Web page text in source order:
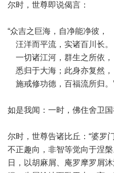
尔时，世尊即说偈言：
“众吉之巨海，自净能净彼，
汪洋而平流，实诸百川长。
一切诸江河，群生之所依，
悉归于大海；此身亦复然，
施戒修功德，百福流所归。
如是我闻：一时，佛住舍卫国
尔时，世尊告诸比丘：“婆罗
不正趣向，非智等觉向于涅
日，以胡麻屑、庵罗摩罗屑